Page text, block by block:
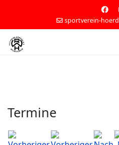
sportverein-
Termine